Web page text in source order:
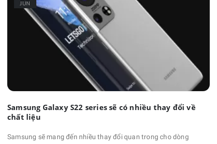
JUN
Samsung Galaxy S22 series sẽ có nhiều thay đổi về
chất liệu
Samsung sẽ mang đến nhiều thay đổi quan trong cho dòng